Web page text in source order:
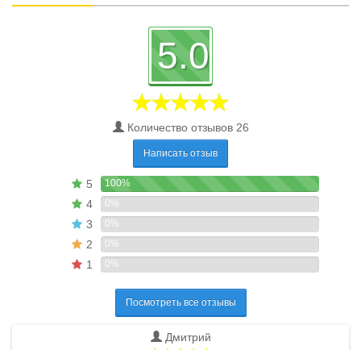
5.0
Количество отзывов 26
Написать отзыв
5 100%
4 0%
3 0%
2 0%
1 0%
Посмотреть все отзывы
Дмитрий